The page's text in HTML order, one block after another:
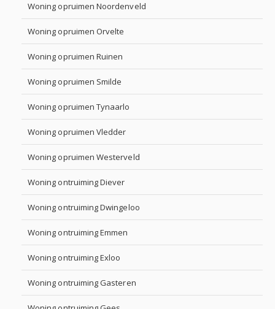
Woning opruimen Noordenveld
Woning opruimen Orvelte
Woning opruimen Ruinen
Woning opruimen Smilde
Woning opruimen Tynaarlo
Woning opruimen Vledder
Woning opruimen Westerveld
Woning ontruiming Diever
Woning ontruiming Dwingeloo
Woning ontruiming Emmen
Woning ontruiming Exloo
Woning ontruiming Gasteren